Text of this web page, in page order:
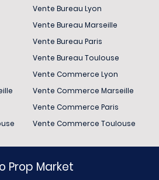
Vente Bureau Lyon
Vente Bureau Marseille
Vente Bureau Paris
Vente Bureau Toulouse
Vente Commerce Lyon
Vente Commerce Marseille
Vente Commerce Paris
Vente Commerce Toulouse
Prop Market